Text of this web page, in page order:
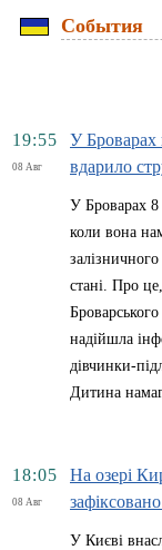
События
19:55
08 Авг
У Броварах
вдарило
У Броварах 8
коли вона
стані. Про
надійшла
дівчинки-
Дитина
18:05
08 Авг
На озері
У Києві